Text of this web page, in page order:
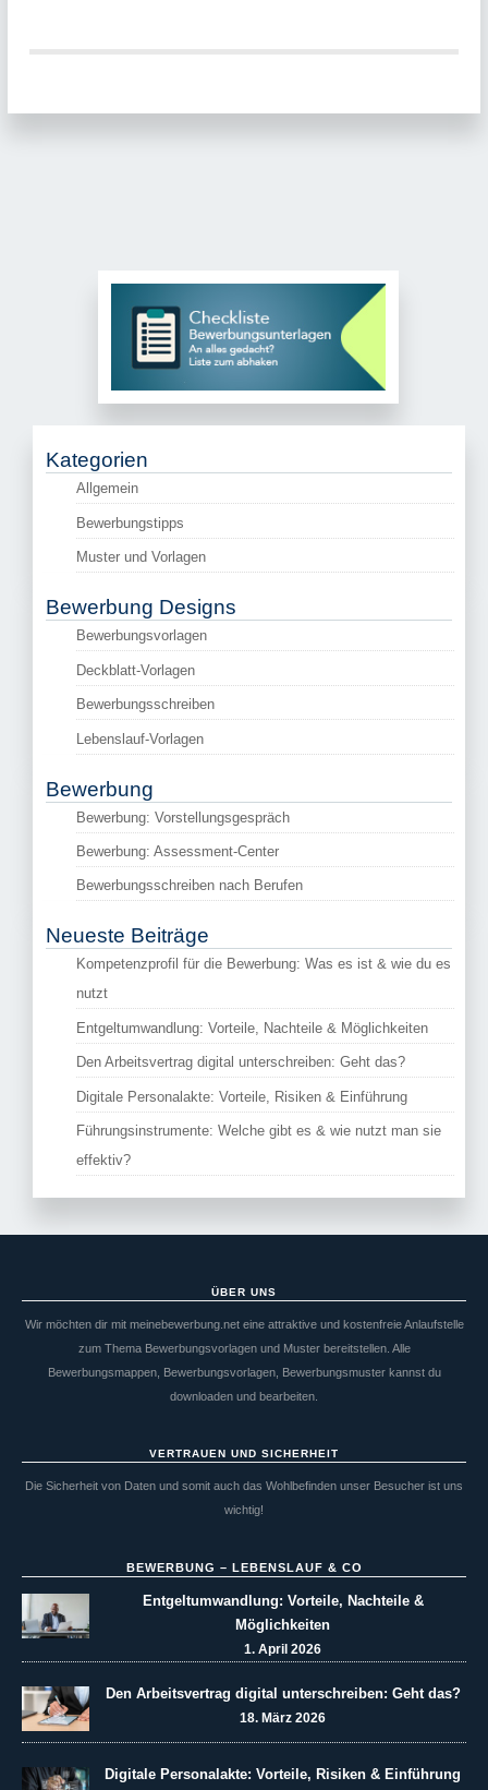
Kategorien
Allgemein
Bewerbungstipps
Muster und Vorlagen
Bewerbung Designs
Bewerbungsvorlagen
Deckblatt-Vorlagen
Bewerbungsschreiben
Lebenslauf-Vorlagen
Bewerbung
Bewerbung: Vorstellungsgespräch
Bewerbung: Assessment-Center
Bewerbungsschreiben nach Berufen
Neueste Beiträge
Kompetenzprofil für die Bewerbung: Was es ist & wie du es
nutzt
Entgeltumwandlung: Vorteile, Nachteile & Möglichkeiten
Den Arbeitsvertrag digital unterschreiben: Geht das?
Digitale Personalakte: Vorteile, Risiken & Einführung
Führungsinstrumente: Welche gibt es & wie nutzt man sie
effektiv?
ÜBER UNS
Wir möchten dir mit meinebewerbung.net eine attraktive und kostenfreie Anlaufstelle
zum Thema Bewerbungsvorlagen und Muster bereitstellen. Alle
Bewerbungsmappen, Bewerbungsvorlagen, Bewerbungsmuster kannst du
downloaden und bearbeiten.
VERTRAUEN UND SICHERHEIT
Die Sicherheit von Daten und somit auch das Wohlbefinden unser Besucher ist uns
wichtig!
BEWERBUNG – LEBENSLAUF & CO
Entgeltumwandlung: Vorteile, Nachteile &
Möglichkeiten
1. April 2026
Den Arbeitsvertrag digital unterschreiben: Geht das?
18. März 2026
Digitale Personalakte: Vorteile, Risiken & Einführung